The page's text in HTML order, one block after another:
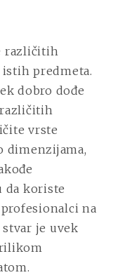
različitih
predmeta.
dobro dođe
vrste
dimenzijama,
da koriste
na
je uvek